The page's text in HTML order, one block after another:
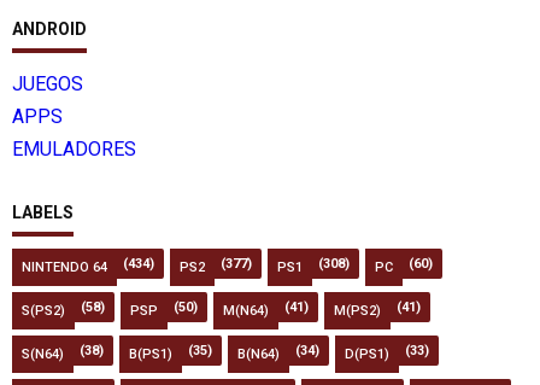
ANDROID
JUEGOS
APPS
EMULADORES
LABELS
NINTENDO 64 (434) PS2 (377) PS1 (308) PC (60)
S(PS2) (58) PSP (50) M(N64) (41) M(PS2) (41)
S(N64) (38) B(PS1) (35) B(N64) (34) D(PS1) (33)